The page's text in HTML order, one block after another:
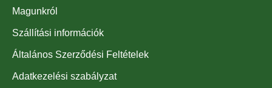
Magunkról
Szállítási információk
Általános Szerződési Feltételek
Adatkezelési szabályzat